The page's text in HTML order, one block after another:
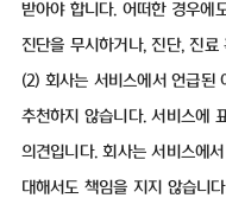
받아야 합니다. 어떠한 경우에
진단을 무시하거나, 진단, 진
(2) 회사는 서비스에서 언급된
추천하지 않습니다. 서비스에
의견입니다. 회사는 서비스에
대해서도 책임을 지지 않습니